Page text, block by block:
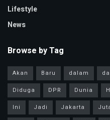
Lifestyle
News
Browse by Tag
Akan Baru dalam
Diduga
DPR Dunia
Ini
Jadi Jakarta